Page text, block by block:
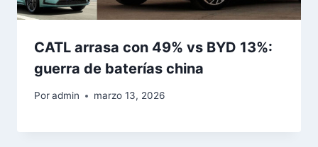
CATL arrasa con 49% vs BYD 13%:
guerra de baterías china
Poradmin marzo 13, 2026